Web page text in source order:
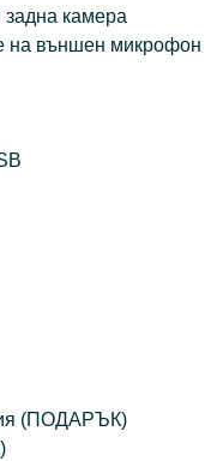
камера
на външен микрофон
(ПОДАРЪК)